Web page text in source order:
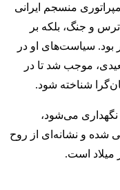
منسجم ایرانی
ترس و جنگ، بلکه بر
بود. سیاست‌های او در
موجب شد تا در
شناخته شود.
نگهداری می‌شود،
شده و نشانه‌ای از روح
است.